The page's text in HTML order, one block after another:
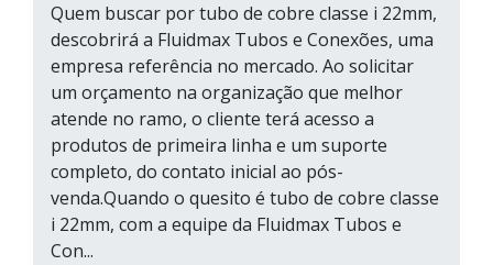
Quem buscar por tubo de cobre classe i 22mm,
descobrirá a Fluidmax Tubos e Conexões, uma
empresa referência no mercado. Ao solicitar
um orçamento na organização que melhor
atende no ramo, o cliente terá acesso a
produtos de primeira linha e um suporte
completo, do contato inicial ao pós-
venda.Quando o quesito é tubo de cobre classe
i 22mm, com a equipe da Fluidmax Tubos e
Con...